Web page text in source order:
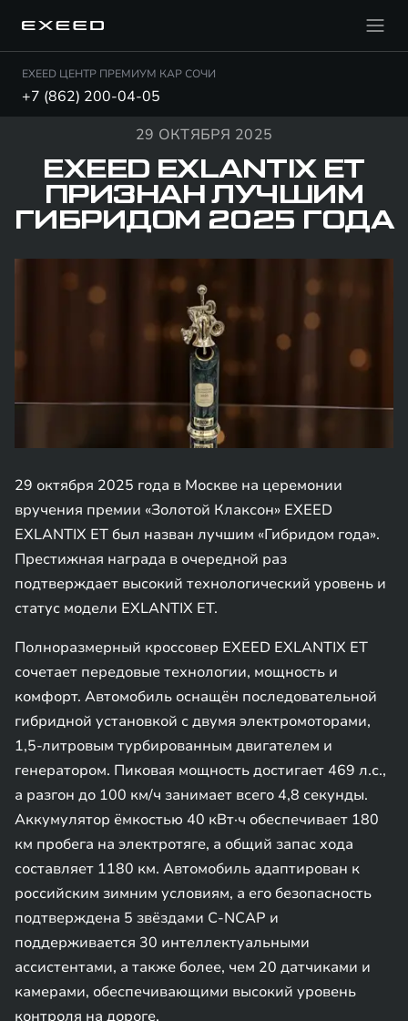
EXEED ЦЕНТР ПРЕМИУМ КАР СОЧИ
+7 (862) 200-04-05
29 ОКТЯБРЯ 2025
EXEED EXLANTIX ET
ПРИЗНАН ЛУЧШИМ
ГИБРИДОМ 2025 ГОДА
29 октября 2025 года в Москве на церемонии
вручения премии «Золотой Клаксон» EXEED
EXLANTIX ET был назван лучшим «Гибридом года».
Престижная награда в очередной раз
подтверждает высокий технологический уровень и
статус модели EXLANTIX ET.
Полноразмерный кроссовер EXEED EXLANTIX ET
сочетает передовые технологии, мощность и
комфорт. Автомобиль оснащён последовательной
гибридной установкой с двумя электромоторами,
1,5-литровым турбированным двигателем и
генератором. Пиковая мощность достигает 469 л.с.,
а разгон до 100 км/ч занимает всего 4,8 секунды.
Аккумулятор ёмкостью 40 кВт·ч обеспечивает 180
км пробега на электротяге, а общий запас хода
составляет 1180 км. Автомобиль адаптирован к
российским зимним условиям, а его безопасность
подтверждена 5 звёздами C-NCAP и
поддерживается 30 интеллектуальными
ассистентами, а также более, чем 20 датчиками и
камерами, обеспечивающими высокий уровень
контроля на дороге.